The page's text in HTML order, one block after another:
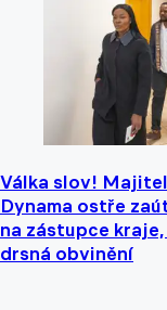
Válka slov!
Dynama ostře
na zástupce
drsná obvinění